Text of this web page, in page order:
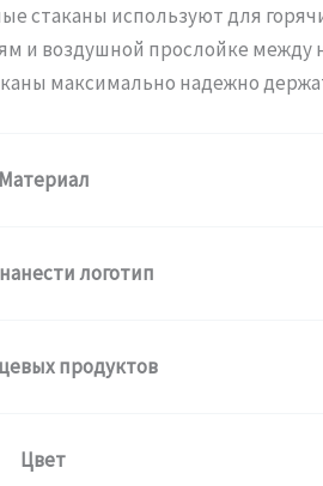
стаканы используют для
и воздушной прослойке
максимально надежно
Материал
логотип
продуктов
Цвет